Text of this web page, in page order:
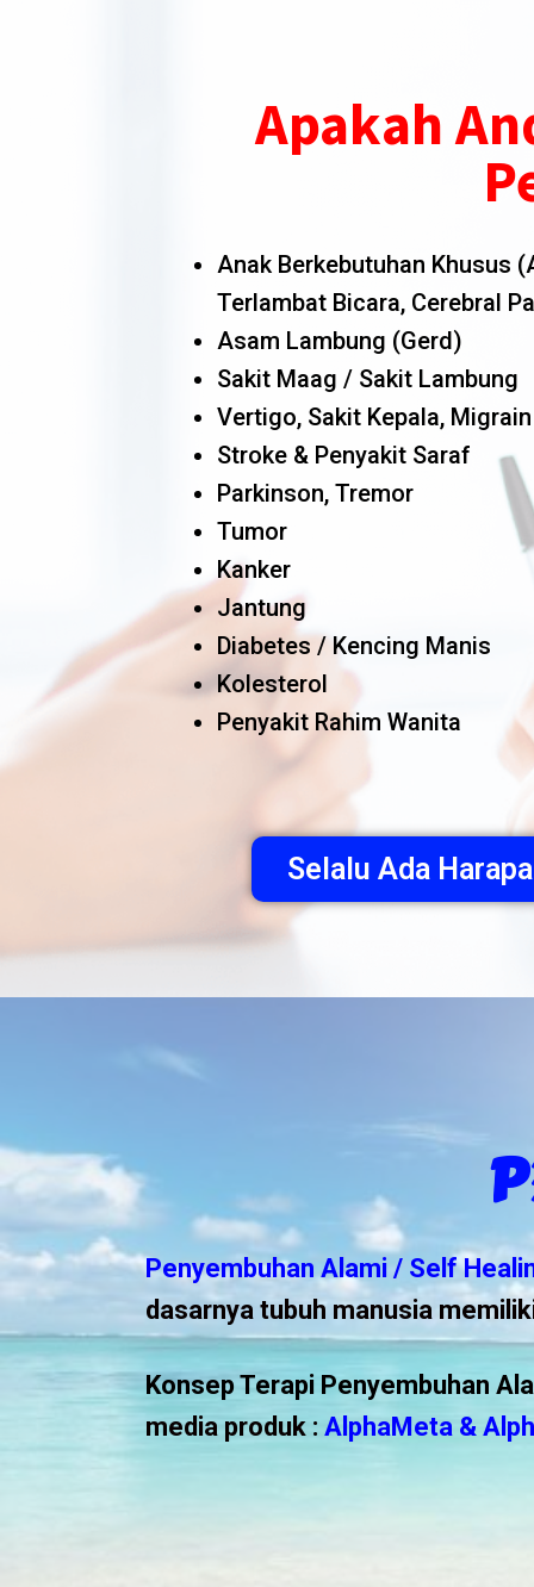
Apakah
Anak Berkebutuhan Khusus
Terlambat Bicara, Cerebral
Asam Lambung (Gerd)
Sakit Maag / Sakit Lambung
Vertigo, Sakit Kepala, Migrain
Stroke & Penyakit Saraf
Parkinson, Tremor
Tumor
Kanker
Jantung
Diabetes / Kencing Manis
Kolesterol
Penyakit Rahim Wanita
Selalu Ada
Penyembuhan Alami / Self
dasarnya tubuh manusia
Konsep Terapi Penyembuhan
media produk : AlphaMeta &